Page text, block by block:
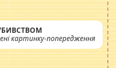
картинку-попередження